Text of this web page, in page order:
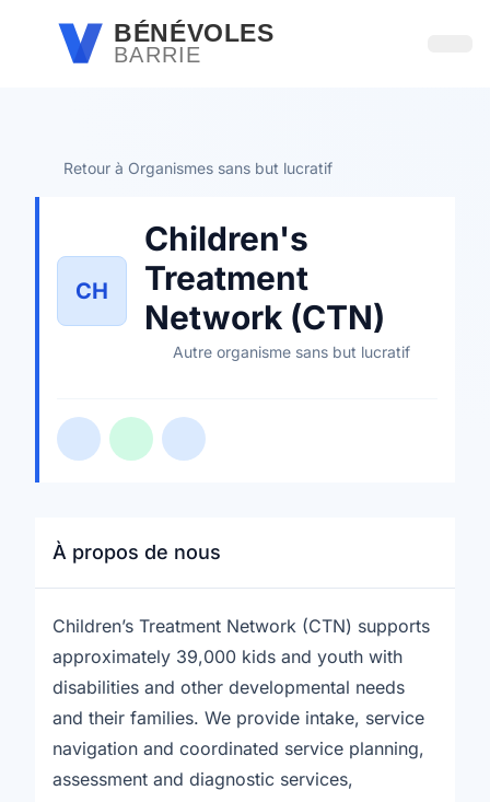
Passer au contenu principal
BÉNÉVOLES
BARRIE
Retour à Organismes sans but lucratif
CH
Children's
Treatment
Network (CTN)
Autre organisme sans but lucratif
À propos de nous
Children’s Treatment Network (CTN) supports
approximately 39,000 kids and youth with
disabilities and other developmental needs
and their families. We provide intake, service
navigation and coordinated service planning,
assessment and diagnostic services,